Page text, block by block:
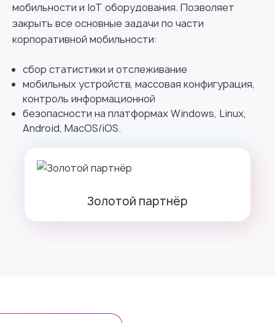
мобильности и IoT оборудования. Позволяет
закрыть все основные задачи по части
корпоративной мобильности:
сбор статистики и отслеживание
мобильных устройств, массовая конфигурация,
контроль информационной
безопасности на платформах Windows, Linux,
Android, MacOS/iOS.
Золотой партнёр